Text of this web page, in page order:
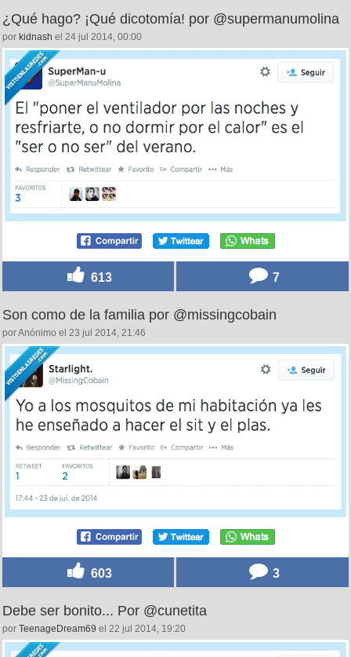
¿Qué hago? ¡Qué dicotomía! por @supermanumolina
por kidnash el 24 jul 2014, 00:00
613 7
Son como de la familia por @missingcobain
por Anónimo el 23 jul 2014, 21:46
603 3
Debe ser bonito... Por @cunetita
por TeenageDream69 el 22 jul 2014, 19:20